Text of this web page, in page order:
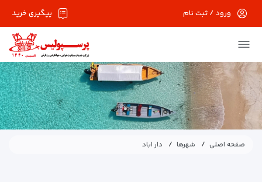
پیگیری خرید ورود / ثبت نام
صفحه اصلی شهرها دار اباد